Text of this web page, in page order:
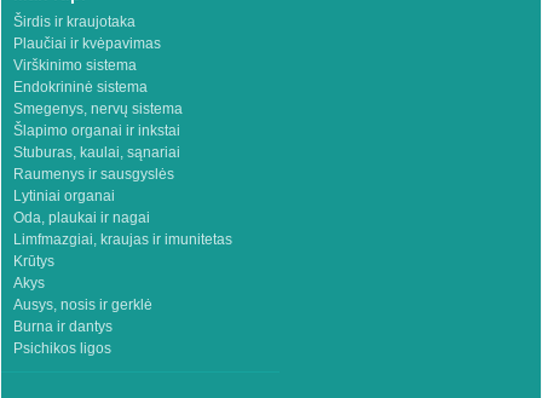
Širdis ir kraujotaka
Plaučiai ir kvėpavimas
Virškinimo sistema
Endokrininė sistema
Smegenys, nervų sistema
Šlapimo organai ir inkstai
Stuburas, kaulai, sąnariai
Raumenys ir sausgyslės
Lytiniai organai
Oda, plaukai ir nagai
Limfmazgiai, kraujas ir imunitetas
Krūtys
Akys
Ausys, nosis ir gerklė
Burna ir dantys
Psichikos ligos